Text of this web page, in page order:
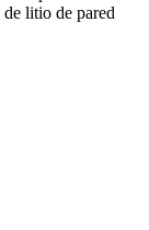
de litio de pared